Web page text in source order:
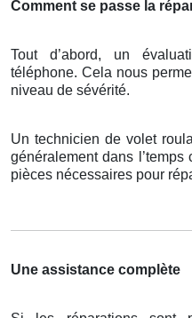
Comment se passe la
Tout d’abord, un
téléphone. Cela nous
niveau de sévérité.
Un technicien de volet
généralement dans
pièces nécessaires pour
Une assistance complète